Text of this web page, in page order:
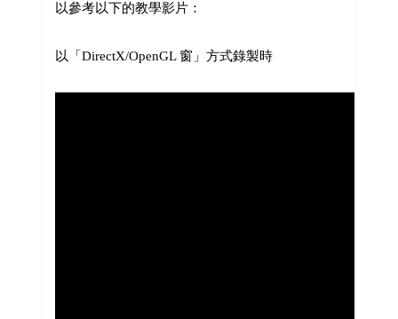
以參考以下的教學影片：
以「DirectX/OpenGL 窗」方式錄製時